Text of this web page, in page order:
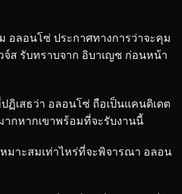
อลอนโซ่ ประกาศทางการว่าจะคุม
จ์ส รับทราบจาก อิบาเญซ ก่อนหน้า
ฏิเสธว่า อลอนโซ่ ถือเป็นแคนดิเดต
กหากเขาพร้อมที่จะรับงานนี้
มาะสมเท่าไหร่ที่จะพิจารณา อลอน